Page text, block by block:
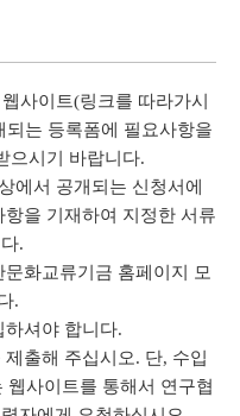
사이트(링크를 따라가시
는 등록폼에 필요사항을
으시기 바랍니다.
에서 공개되는 신청서에
을 기재하여 지정한 서류
.
화교류기금 홈페이지 모
.
셔야 합니다.
출해 주십시오. 단, 수입
사이트를 통해서 연구협